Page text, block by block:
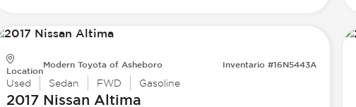
Location
Modern Toyota of Asheboro Inventario #16N5443A
Used Sedan FWD Gasoline
2017 Nissan Altima